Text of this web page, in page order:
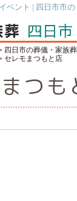
ベント | 四日市市の
四日市の葬儀・家族
セレモまつもと店
つも